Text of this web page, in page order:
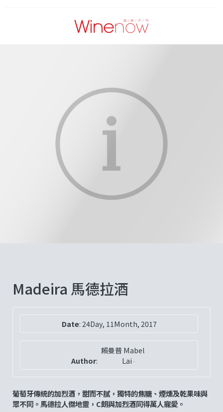
Madeira 馬德拉酒
Date:24Day, 11Month, 2017
Author:
賴曼普 Mabel
Lai
葡萄牙傳統的加烈酒，甜而不膩，獨特的焦糖、煙燻及乾果味與
眾不同。馬德拉人傑地靈，C朗與加烈酒同得萬人寵愛。